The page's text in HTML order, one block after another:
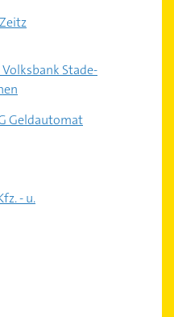
Stade-
Geldautomat
- u.